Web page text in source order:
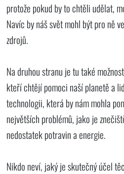
protože pokud by to chtěli udělat,
Navíc by náš svět mohl být pro ně
zdrojů.
Na druhou stranu je tu také
kteří chtějí pomoci naší planetě a
technologii, která by nám mohla
největších problémů, jako je
nedostatek potravin a energie.
Nikdo neví, jaký je skutečný účel